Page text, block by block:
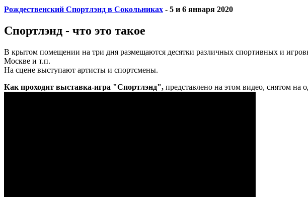
Рождественский Спортлэнд в Сокольниках - 5 и 6 января 2020
Спортлэнд - что это такое
В крытом помещении на три дня размещаются десятки различных спортивных и
Москве и т.п.
На сцене выступают артисты и спортсмены.
Как проходит выставка-игра "Спортлэнд", представлено на этом видео, снятом